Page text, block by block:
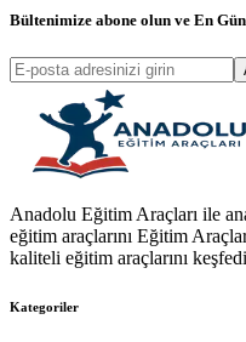
Bültenimize abone olun ve En
Anadolu Eğitim Araçları ile
eğitim araçlarını Eğitim
kaliteli eğitim araçlarını
Kategoriler